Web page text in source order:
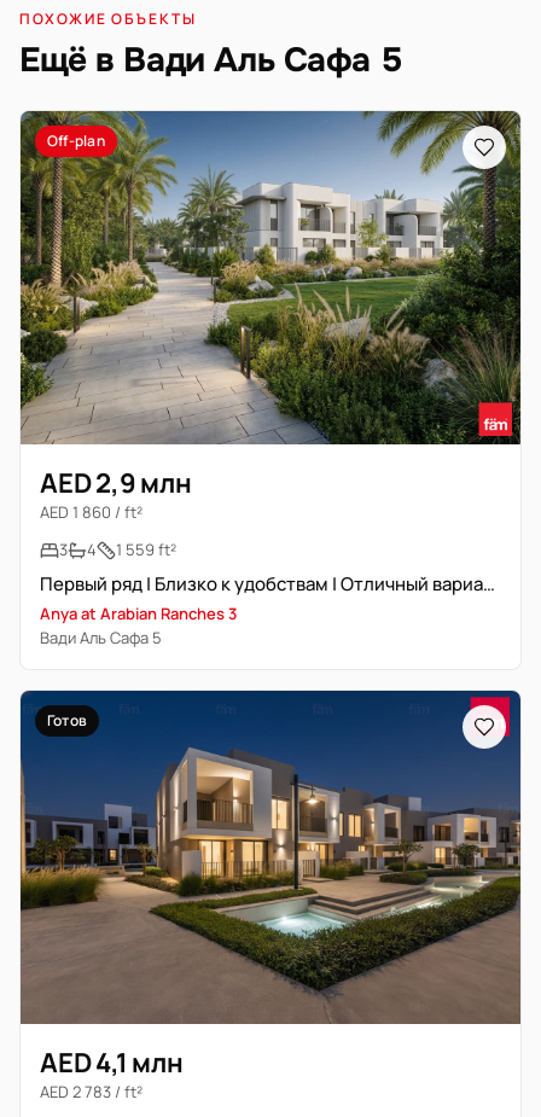
ПОХОЖИЕ ОБЪЕКТЫ
Ещё в Вади Аль Сафа 5
Off-plan
AED 2,9 млн
AED 1 860 / ft²
3
4 1 559 ft²
Первый ряд | Близко к удобствам | Отличный вариант
Anya at Arabian Ranches 3
Вади Аль Сафа 5
Готов
AED 4,1 млн
AED 2 783 / ft²